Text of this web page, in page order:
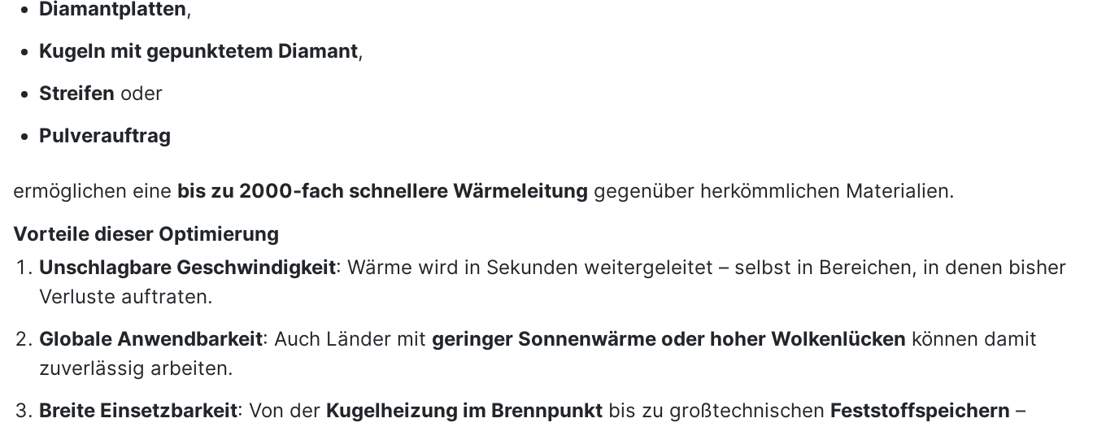
Diamantplatten,
Kugeln mit gepunktetem Diamant,
Streifen oder
Pulverauftrag
ermöglichen eine bis zu 2000-fach schnellere Wärmeleitung gegenüber herkömmlichen Materialien.
Vorteile dieser Optimierung
Unschlagbare Geschwindigkeit: Wärme wird in Sekunden weitergeleitet – selbst in Bereichen, in denen bisher
Verluste auftraten.
Globale Anwendbarkeit: Auch Länder mit geringer Sonnenwärme oder hoher Wolkenlücken können damit
zuverlässig arbeiten.
Breite Einsetzbarkeit: Von der Kugelheizung im Brennpunkt bis zu großtechnischen Feststoffspeichern –